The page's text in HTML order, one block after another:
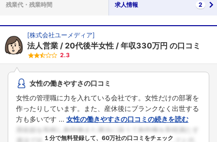
残業代・ 残業時間 求人情報 2
[株式会社ユーメディア]
法人営業 20代後半女性 年収330万円 の口コミ
2.3
女性の働きやすさの口コミ
女性の管理職に力を入れている会社です。女性だけの部署を
作ったりしています。また、産休後にブランクなく出世する
方も多いです ... 女性の働きやすさの口コミの続きを読む
１分で無料登録して、60万社の口コミをチェック